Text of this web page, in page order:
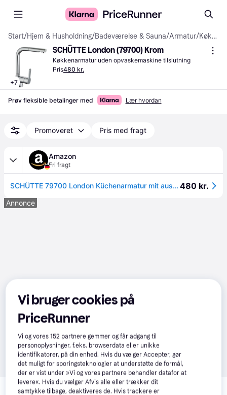
Start/Hjem & Husholdning/Badeværelse & Sauna/Armatur/ Køkkenarmaturer
+7
SCHÜTTE London (79700) Krom
Køkkenarmatur uden opvaskemaskine tilslutning
Pris480 kr.
Prøv fleksible betalinger med Lær hvordan
Promoveret Pris med fragt
Amazon
Fri fragt
SCHÜTTE 79700 London Küchenarmatur mit ausziehbarer Geschirrbrause, 360 Grad schwenkbarer Wasserhahn für die Küche, Mischbatterie mit Einhebelmischer, Spültischarmatur in Chrom480 kr.
Annonce
Relaterede produkter
Vi bruger cookies på
PriceRunner
Vi og vores152 partnere gemmer og får adgang til
personoplysninger, f.eks. browserdata eller unikke
identifikatorer, på din enhed. Hvis du vælger Accepter, gør
det muligt for sporingsteknologier at understøtte de formål,
der er vist under »Vi og vores partnere behandler datafor at
levere«. Hvis du vælger Afvis alle eller trækker dit
samtykke tilbage, deaktiveres de. Hvis trackere er